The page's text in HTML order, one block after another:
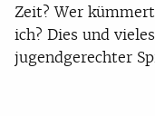
Zeit? Wer
ich? Dies und
jugendgerechter